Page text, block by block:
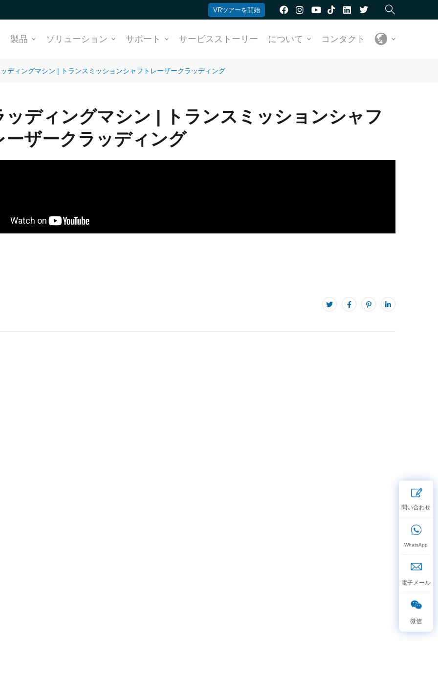
VRツアーを開始
製品 ソリューション サポート サービスストーリー について コンタクト
ディングマシン | トランスミッションシャフトレーザークラッディング
ッディングマシン | トランスミッションシャフ
ーザークラッディング